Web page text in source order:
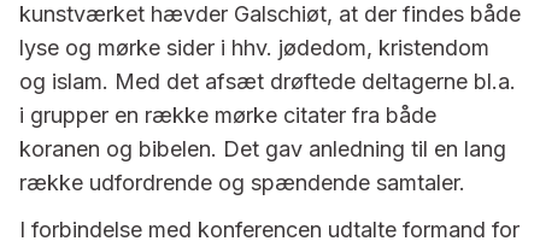
kunstværket hævder Galschiøt, at der findes både
lyse og mørke sider i hhv. jødedom, kristendom
og islam. Med det afsæt drøftede deltagerne bl.a.
i grupper en række mørke citater fra både
koranen og bibelen. Det gav anledning til en lang
række udfordrende og spændende samtaler.
I forbindelse med konferencen udtalte formand for